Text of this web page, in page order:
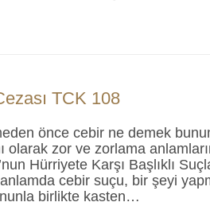
TCK 108
önce cebir ne demek
olarak zor ve zorlama
Hürriyete Karşı Başlıklı
cebir suçu, bir şeyi
birlikte kasten…